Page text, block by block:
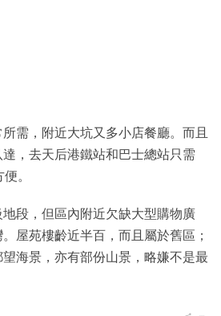
需，附近大坑又多小店餐廳。而且
，去天后港鐵站和巴士總站只需
。
段，但區內附近欠缺大型購物廣
屋苑樓齡近半百，而且屬於舊區；
海景，亦有部份山景，略嫌不是最